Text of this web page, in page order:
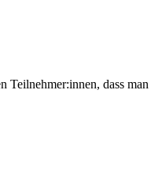
Teilnehmer:innen, dass man